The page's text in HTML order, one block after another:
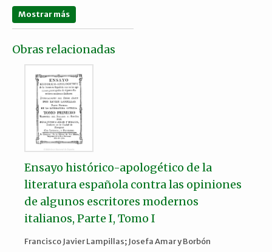
en Romero Tobar, Leonardo, ed.,
la literatura, Zaragoza: Prensas Universitarias de Zaragoza,
2004, p. 119). No hemos podido localizar el origen de las citas
del texto de Lampillas.
Mostrar más
Obras relacionadas
Ensayo histórico-apologético de la
literatura española contra las opiniones
de algunos escritores modernos
italianos, Parte I, Tomo I
Francisco Javier Lampillas; Josefa Amar y Borbón